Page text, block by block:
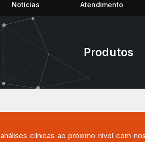
Notícias Atendimento
Produtos
clínicas ao próximo nível com